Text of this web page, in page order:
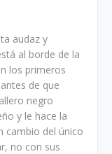
audaz y
al borde de la
los primeros
de que
negro
y le hace la
cambio del único
no con sus